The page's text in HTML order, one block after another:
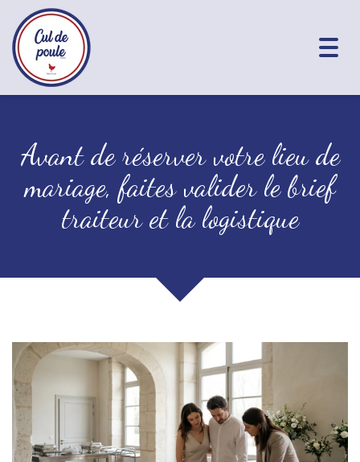
Avant de réserver votre lieu de
mariage, faites valider le brief
traiteur et la logistique